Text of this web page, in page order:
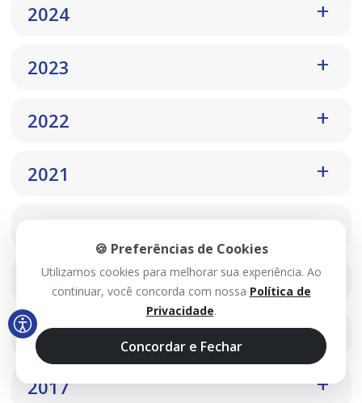
2024
2023
2022
2021
2019
2018
2017
🍪 Preferências de Cookies
Utilizamos cookies para melhorar sua experiência. Ao
continuar, você concorda com nossa Política de
Privacidade.
Concordar e Fechar